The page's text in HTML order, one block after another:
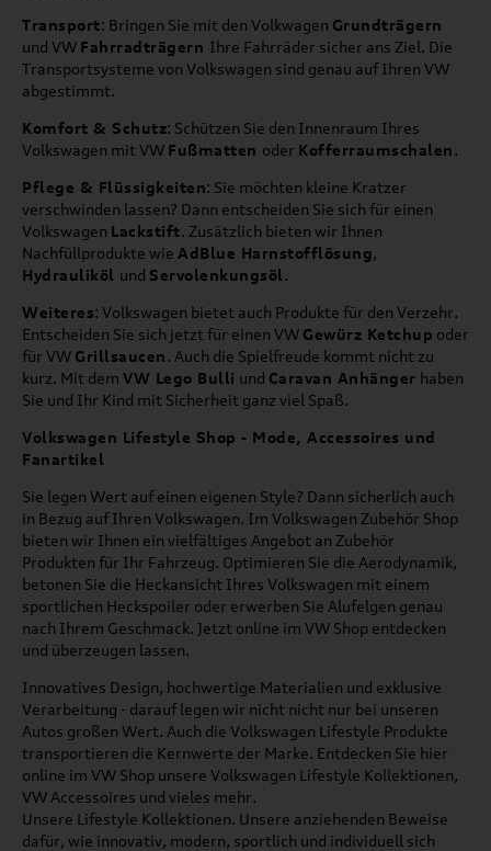
Transport: Bringen Sie mit den Volkwagen Grundträgern
und VW Fahrradträgern Ihre Fahrräder sicher ans Ziel. Die
Transportsysteme von Volkswagen sind genau auf Ihren VW
abgestimmt.
Komfort & Schutz: Schützen Sie den Innenraum Ihres
Volkswagen mit VW Fußmatten oder Kofferraumschalen.
Pflege & Flüssigkeiten: Sie möchten kleine Kratzer
verschwinden lassen? Dann entscheiden Sie sich für einen
Volkswagen Lackstift. Zusätzlich bieten wir Ihnen
Nachfüllprodukte wie AdBlue Harnstofflösung,
Hydrauliköl und Servolenkungsöl.
Weiteres: Volkswagen bietet auch Produkte für den Verzehr.
Entscheiden Sie sich jetzt für einen VW Gewürz Ketchup oder
für VW Grillsaucen. Auch die Spielfreude kommt nicht zu
kurz. Mit dem VW Lego Bulli und Caravan Anhänger haben
Sie und Ihr Kind mit Sicherheit ganz viel Spaß.
Volkswagen Lifestyle Shop - Mode, Accessoires und
Fanartikel
Sie legen Wert auf einen eigenen Style? Dann sicherlich auch
in Bezug auf Ihren Volkswagen. Im Volkswagen Zubehör Shop
bieten wir Ihnen ein vielfältiges Angebot an Zubehör
Produkten für Ihr Fahrzeug. Optimieren Sie die Aerodynamik,
betonen Sie die Heckansicht Ihres Volkswagen mit einem
sportlichen Heckspoiler oder erwerben Sie Alufelgen genau
nach Ihrem Geschmack. Jetzt online im VW Shop entdecken
und überzeugen lassen.
Innovatives Design, hochwertige Materialien und exklusive
Verarbeitung - darauf legen wir nicht nicht nur bei unseren
Autos großen Wert. Auch die Volkswagen Lifestyle Produkte
transportieren die Kernwerte der Marke. Entdecken Sie hier
online im VW Shop unsere Volkswagen Lifestyle Kollektionen,
VW Accessoires und vieles mehr.
Unsere Lifestyle Kollektionen. Unsere anziehenden Beweise
dafür, wie innovativ, modern, sportlich und individuell sich